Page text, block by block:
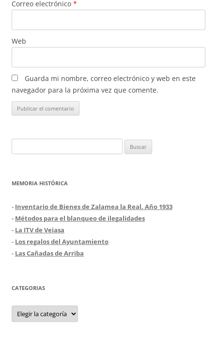
Correo electrónico *
Web
Guarda mi nombre, correo electrónico y web en este
navegador para la próxima vez que comente.
MEMORIA HISTÓRICA
- Inventario de Bienes de Zalamea la Real. Año 1933
- Métodos para el blanqueo de ilegalidades
- La ITV de Veiasa
- Los regalos del Ayuntamiento
- Las Cañadas de Arriba
CATEGORIAS
Categorias